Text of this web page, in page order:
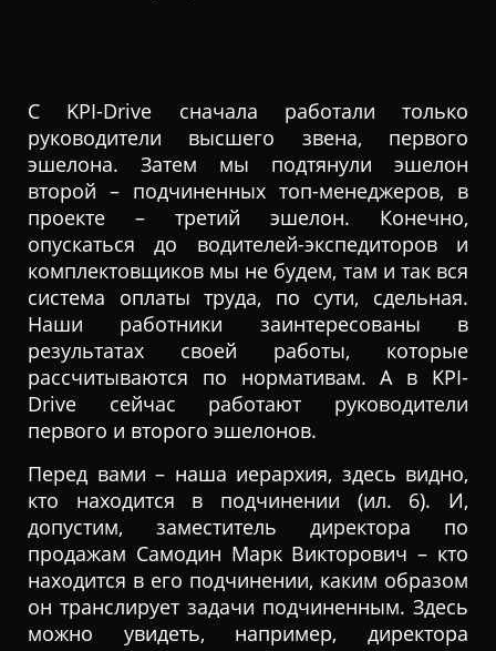
С KPI-Drive сначала работали только
руководители высшего звена, первого
эшелона. Затем мы подтянули эшелон
второй – подчиненных топ-менеджеров, в
проекте – третий эшелон. Конечно,
опускаться до водителей-экспедиторов и
комплектовщиков мы не будем, там и так вся
система оплаты труда, по сути, сдельная.
Наши работники заинтересованы в
результатах своей работы, которые
рассчитываются по нормативам. А в KPI-
Drive сейчас работают руководители
первого и второго эшелонов.
Перед вами – наша иерархия, здесь видно,
кто находится в подчинении (ил. 6). И,
допустим, заместитель директора по
продажам Самодин Марк Викторович – кто
находится в его подчинении, каким образом
он транслирует задачи подчиненным. Здесь
можно увидеть, например, директора